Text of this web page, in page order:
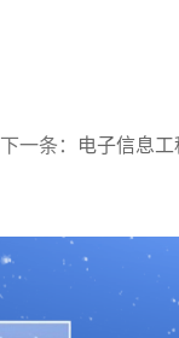
下一条： 电子信息